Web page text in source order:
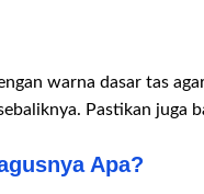
warna dasar tas
Pastikan juga
Apa?